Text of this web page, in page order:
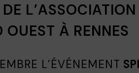
L’ASSOCIATION
OUEST À RENNES
L’ÉVÉNEMENT